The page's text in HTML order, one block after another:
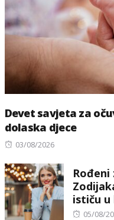
Devet savjeta za
dolaska djece
Posted
03/08/2026
Rođeni
ističu
Posted
05/08/